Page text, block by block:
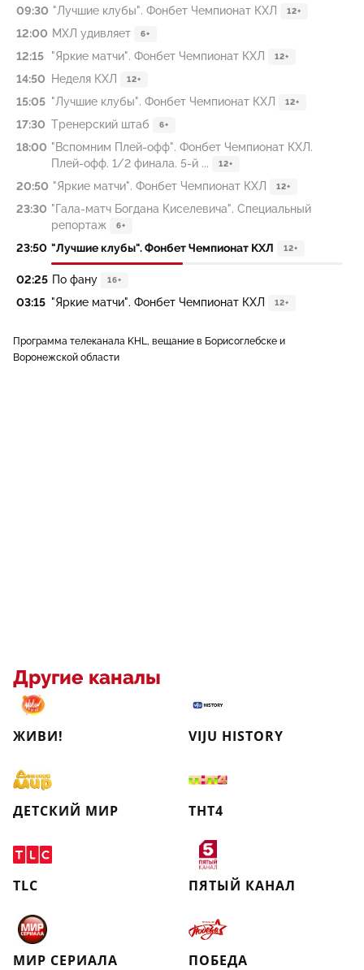
09:30 "Лучшие клубы". Фонбет Чемпионат КХЛ 12+
12:00 МХЛ удивляет 6+
12:15 "Яркие матчи". Фонбет Чемпионат КХЛ 12+
14:50 Неделя КХЛ 12+
15:05 "Лучшие клубы". Фонбет Чемпионат КХЛ 12+
17:30 Тренерский штаб 6+
18:00 "Вспомним Плей-офф". Фонбет Чемпионат КХЛ.
Плей-офф. 1/2 финала. 5-й ...
12+
20:50 "Яркие матчи". Фонбет Чемпионат КХЛ 12+
23:30 "Гала-матч Богдана Киселевича". Специальный
репортаж
6+
23:50 "Лучшие клубы". Фонбет Чемпионат КХЛ 12+
02:25 По фану 16+
03:15 "Яркие матчи". Фонбет Чемпионат КХЛ 12+
Программа телеканала KHL, вещание в Борисоглебске и
Воронежской области
Другие каналы
ЖИВИ! VIJU HISTORY
ДЕТСКИЙ МИР ТНТ4
TLC ПЯТЫЙ КАНАЛ
МИР СЕРИАЛА ПОБЕДА